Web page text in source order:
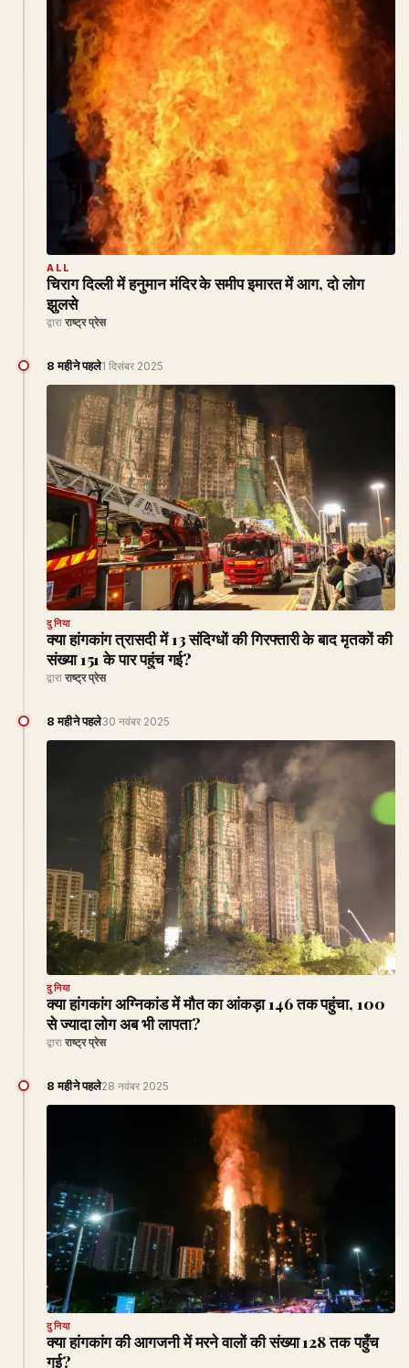
ALL
चिराग दिल्ली में हनुमान मंदिर के समीप इमारत में आग, दो लोग
झुलसे
द्वारा राष्ट्र प्रेस
8 महीने पहले1 दिसंबर 2025
दुनिया
क्या हांगकांग त्रासदी में 13 संदिग्धों की गिरफ्तारी के बाद मृतकों की
संख्या 151 के पार पहुंच गई?
द्वारा राष्ट्र प्रेस
8 महीने पहले30 नवंबर 2025
दुनिया
क्या हांगकांग अग्निकांड में मौत का आंकड़ा 146 तक पहुंचा, 100
से ज्यादा लोग अब भी लापता?
द्वारा राष्ट्र प्रेस
8 महीने पहले28 नवंबर 2025
दुनिया
क्या हांगकांग की आगजनी में मरने वालों की संख्या 128 तक पहुँच
गई?